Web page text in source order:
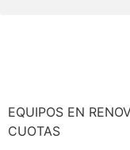
EQUIPOS EN
CUOTAS